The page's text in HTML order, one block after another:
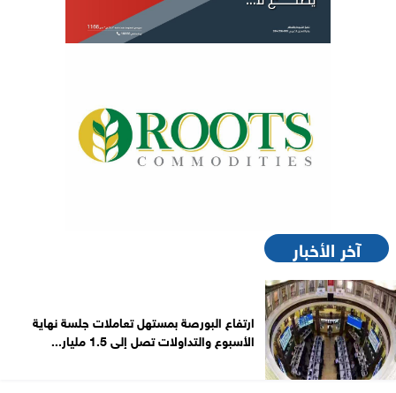
آخر الأخبار
ارتفاع البورصة بمستهل تعاملات جلسة نهاية
الأسبوع والتداولات تصل إلى 1.5 مليار...